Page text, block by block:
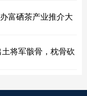
富硒茶产业推介大
将军骸骨，枕骨砍